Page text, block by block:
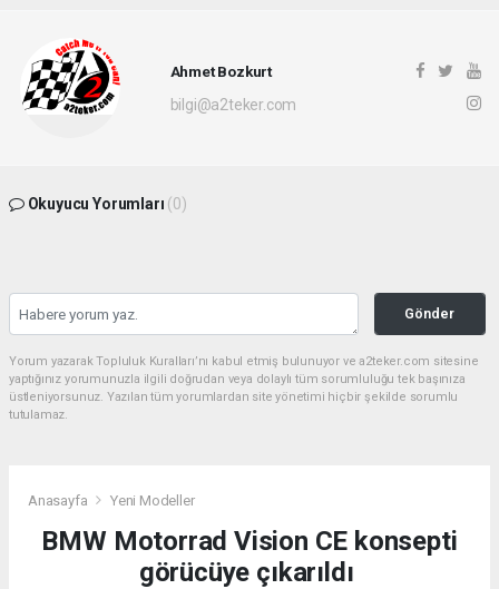
Ahmet Bozkurt
bilgi@a2teker.com
Okuyucu Yorumları (0)
Gönder
Yorum yazarak Topluluk Kuralları’nı kabul etmiş bulunuyor ve a2teker.com sitesine
yaptığınız yorumunuzla ilgili doğrudan veya dolaylı tüm sorumluluğu tek başınıza
üstleniyorsunuz. Yazılan tüm yorumlardan site yönetimi hiçbir şekilde sorumlu
tutulamaz.
Anasayfa Yeni Modeller
BMW Motorrad Vision CE konsepti
görücüye çıkarıldı